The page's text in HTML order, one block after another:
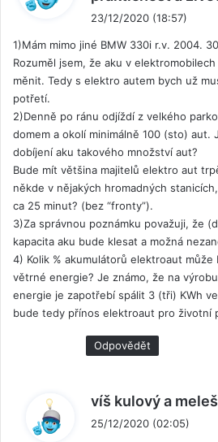
23/12/2020 (18:57)
1)Mám mimo jiné BMW 330i r.v. 2004.
Rozuměl jsem, že aku v
měnit. Tedy s elektro autem bych už
potřetí.
2)Denně po ránu odjíždí z velkého
domem a okolí minimálně 100 (sto) aut.
dobíjení aku takového množství aut?
Bude mít většina majitelů elektro aut
někde v nějakých hromadných
ca 25 minut? (bez “fronty”).
3)Za správnou poznámku považuji, že
kapacita aku bude klesat a možná
4) Kolik % akumulátorů elektroaut může
větrné energie? Je známo, že na
energie je zapotřebí spálit 3 (tři) KWh
bude tedy přínos elektroaut pro životní
Odpovědět
víš kulový a
25/12/2020 (02:05)